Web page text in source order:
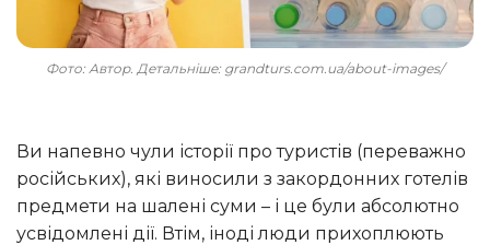
Фото: Автор. Детальніше: grandturs.com.ua/about-images/
Ви напевно чули історії про туристів (переважно
російських), які виносили з закордонних готелів
предмети на шалені суми – і це були абсолютно
усвідомлені дії. Втім, іноді люди прихоплюють